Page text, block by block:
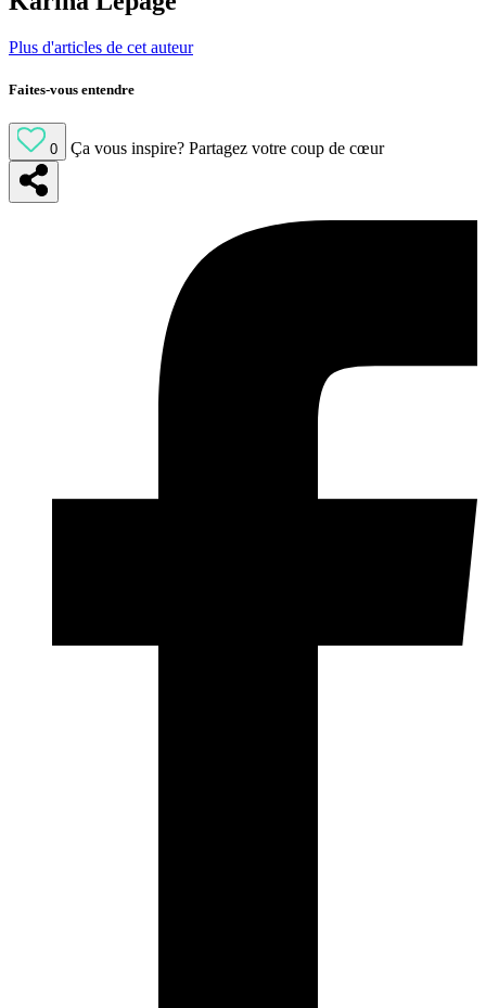
Plus d'articles de cet auteur
Faites-vous entendre
0 Ça vous inspire? Partagez votre coup de cœur